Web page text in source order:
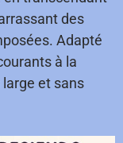
des
Adapté
à la
large et sans